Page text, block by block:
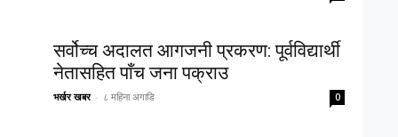
सर्वोच्च अदालत आगजनी प्रकरण: पूर्वविद्यार्थी
नेतासहित पाँच जना पक्राउ
भर्खर खबर - ८ महिना अगाडि 0